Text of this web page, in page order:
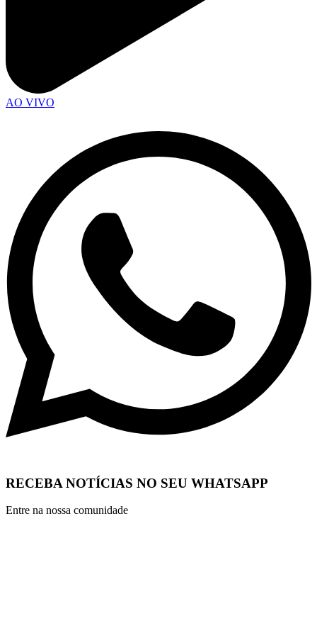
AO VIVO
RECEBA NOTÍCIAS NO SEU WHATSAPP
Entre na nossa comunidade